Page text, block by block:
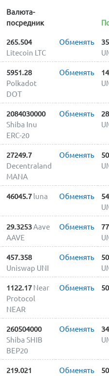
Валюта-
посредник
265.504
Litecoin LTC
Обменять
5951.28
Polkadot
DOT
Обменять
2084030000
Shiba Inu
ERC-20
Обменять
27249.7
Decentraland
MANA
Обменять
46045.7 luna Обменять
29.3253Aave
AAVE
Обменять
457.358
Uniswap UNI
Обменять
1122.17 Near
Protocol
NEAR
Обменять
260504000
Shiba SHIB
BEP20
Обменять
219.021
Обменять